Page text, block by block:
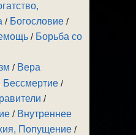
/ Богословие /
/ Борьба со
/ Вера
Бессмертие /
/
/ Внутреннее
Попущение /